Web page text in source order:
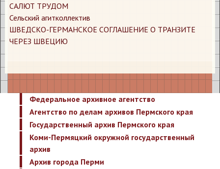
​САЛЮТ ТРУДОМ
​Сельский агитколлектив
​ШВЕДСКО-ГЕРМАНСКОЕ СОГЛАШЕНИЕ О ТРАНЗИТЕ
ЧЕРЕЗ ШВЕЦИЮ
Федеральное архивное агентство
Агентство по делам архивов Пермского края
Государственный архив Пермского края
Коми-Пермяцкий окружной государственный
архив
Архив города Перми